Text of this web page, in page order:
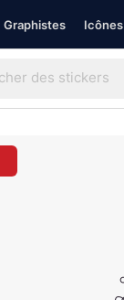
Graphistes Icônes